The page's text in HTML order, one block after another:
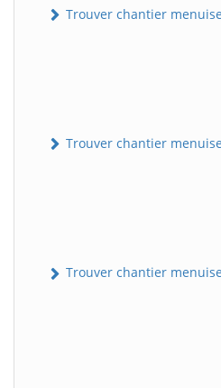
Trouver chantier
Trouver chantier
Trouver chantier